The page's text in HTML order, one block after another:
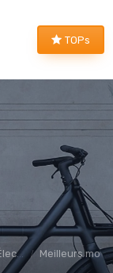
TOPs
Meilleurs